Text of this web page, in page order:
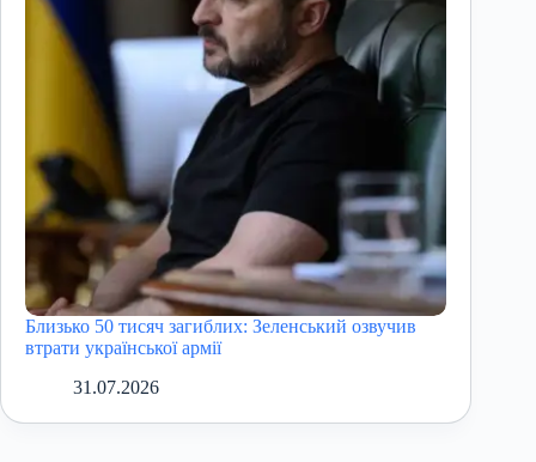
Близько 50 тисяч загиблих: Зеленський озвучив
втрати української армії
31.07.2026